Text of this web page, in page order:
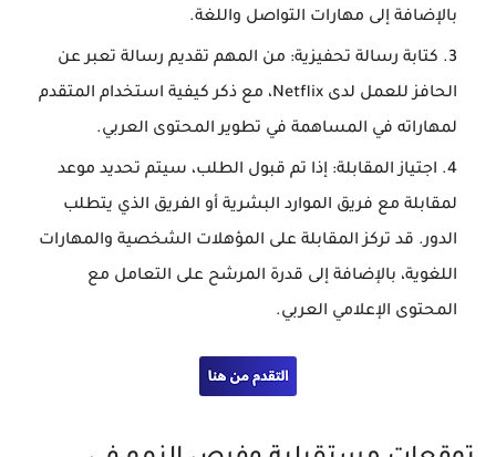
بالإضافة إلى مهارات التواصل واللغة.
كتابة رسالة تحفيزية: من المهم تقديم رسالة تعبر عن
الحافز للعمل لدى Netflix، مع ذكر كيفية استخدام المتقدم
لمهاراته في المساهمة في تطوير المحتوى العربي.
اجتياز المقابلة: إذا تم قبول الطلب، سيتم تحديد موعد
لمقابلة مع فريق الموارد البشرية أو الفريق الذي يتطلب
الدور. قد تركز المقابلة على المؤهلات الشخصية والمهارات
اللغوية، بالإضافة إلى قدرة المرشح على التعامل مع
المحتوى الإعلامي العربي.